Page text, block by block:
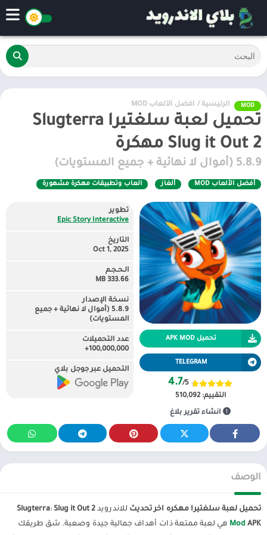
MOD الرئيسية / أفضل الألعاب MOD
تحميل لعبة سلغتيرا Slugterra
Slug it Out 2 مهكرة
5.8.9 (أموال لا نهائية + جميع المستويات)
أفضل الألعاب MOD ألغاز العاب وتطبيقات مهكرة مشهورة
تحميل APK MOD
TELEGRAM
4.7/5
التقييم:510,092
انشاء تقرير بلاغ
تطوير
Epic Story Interactive
التاريخ
Oct 1, 2025
الـحـجـم
333.66 MB
نسخة الإصدار
5.8.9 (أموال لا نهائية + جميع
المستويات)
عدد التحميلات
100,000,000+
التحميل عبر جوجل بلاي
الوصف
تحميل لعبة سلغتيرا مهكره اخر تحديث للاندرويد Slugterra: Slug it Out 2
Mod APK
هي لعبة ممتعة ذات أهداف جمالية جيدة وصعبة. شق طريقك